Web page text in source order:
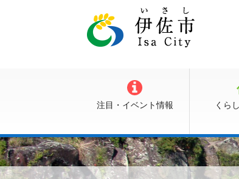
注目・イベント情報 くら